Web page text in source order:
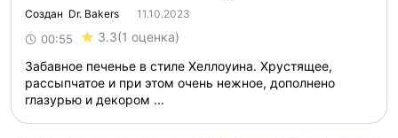
Создан Dr. Bakers 11.10.2023
00:55 3.3(1 оценка)
Забавное печенье в стиле Хеллоуина. Хрустящее,
рассыпчатое и при этом очень нежное, дополнено
глазурью и декором ...